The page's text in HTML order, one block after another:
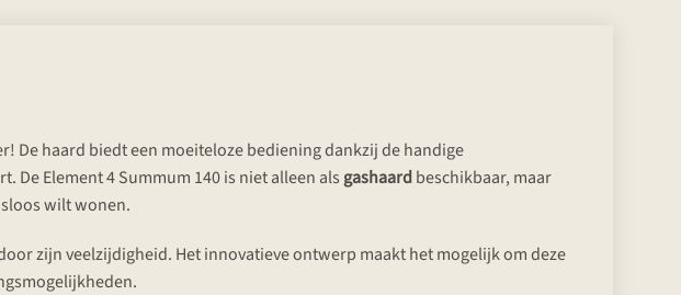
De haard biedt een moeiteloze bediening dankzij de handige
Element 4 Summum 140 is niet alleen als gashaardbeschikbaar, maar
wilt wonen.
zijn veelzijdigheid. Het innovatieve ontwerp maakt het mogelijk om deze